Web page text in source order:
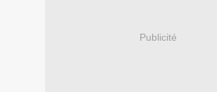
Publicité